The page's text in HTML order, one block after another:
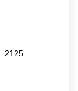
2125